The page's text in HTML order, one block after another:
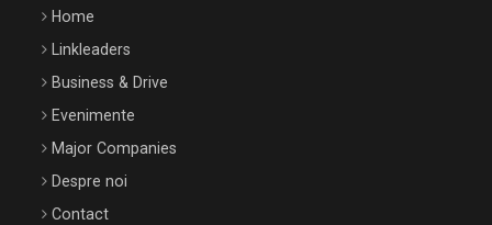
Be Inspired. Make it Happen!, ARTEMIS LETO, ORADEA, 8
Octombrie
Home
Linkleaders
Business & Drive
Evenimente
Major Companies
Despre noi
Contact